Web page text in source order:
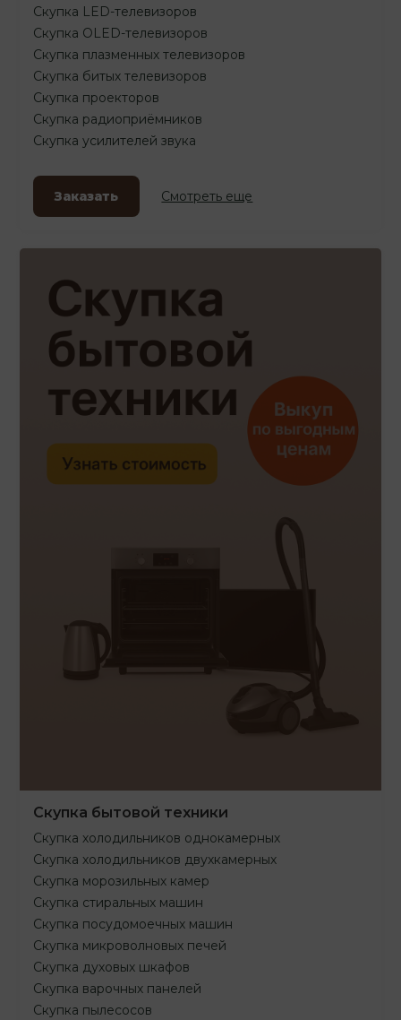
Скупка LED-телевизоров
Скупка OLED-телевизоров
Скупка плазменных телевизоров
Скупка битых телевизоров
Скупка проекторов
Скупка радиоприёмников
Скупка усилителей звука
Заказать Смотреть еще
Скупка бытовой техники
Скупка холодильников однокамерных
Скупка холодильников двухкамерных
Скупка морозильных камер
Скупка стиральных машин
Скупка посудомоечных машин
Скупка микроволновых печей
Скупка духовых шкафов
Скупка варочных панелей
Скупка пылесосов